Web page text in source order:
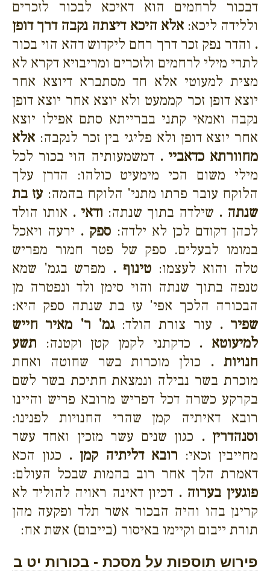
דבכור לרחמים הוא דאיכא לבכור לזכרים
וללידה ליכא:אלא היכא דיצתה נקבה דרך דופן
. והדר נפק זכר דרך רחם ליקדוש דהא הוי בכור
לתרי מילי לרחמים ולזכרים ומריבויא דקרא לא
מצית למעוטי אלא חד מסתברא דיוצא אחר
יוצא דופן זכר קממעט ולא יוצא אחר יוצא דופן
נקבה ואמאי קתני בברייתא סתם אפילו יוצא
אחר יוצא דופן ולא פליגי בין זכר לנקבה: אלא
מחוורתא כדאביי . דמשמעותיה הוי בכור לכל
מילי משום הכי מימעיט כולהו: הדרן עלך
הלוקח עובר פרתו מתני' הלוקח בהמה: עז בת
שנתה . שילדה בתוך שנתה: ודאי . אותו הולד
לכהן דקודם לכן לא ילדה: ספק . ירעה ויאכל
במומו לבעלים. ספק של פטר חמור מפריש
טלה והוא לעצמו: טינוף . מפרש בגמ' שמא
טנפה בתוך שנתה והוי סימן ולד ונפטרה מן
הבכורה הלכך אפי' עז בת שנתה ספק היא:
שפיר . עור צורת הולד:גמ' ר' מאיר חייש
למיעוטא . כדקתני לקמן קטן וקטנה: תשע
חנויות . כולן מוכרות בשר שחוטה ואחת
מוכרת בשר נבילה ונמצאת חתיכת בשר לשם
בקרקע כשרה דכל דפריש מרובא פריש והיינו
רובא דאיתיה קמן שהרי החנויות לפנינו:
וסנהדרין . כגון שנים עשר מזכין ואחד עשר
מחייבין זכאי: רובא דליתיה קמן . כגון הכא
דאמרת הלך אחר רוב בהמות שבכל העולם:
פוגעין בערוה . דכיון דאינה ראויה להוליד לא
קרינן בהו והיה הבכור אשר תלד ופקעה מהן
תורת ייבום וקיימו באיסור (בייבום) אשת אח:
פירוש תוספות על מסכת - בכורות יט ב